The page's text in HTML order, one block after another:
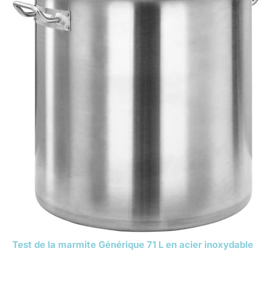
Test de la marmite Générique 71 L en acier inoxydable